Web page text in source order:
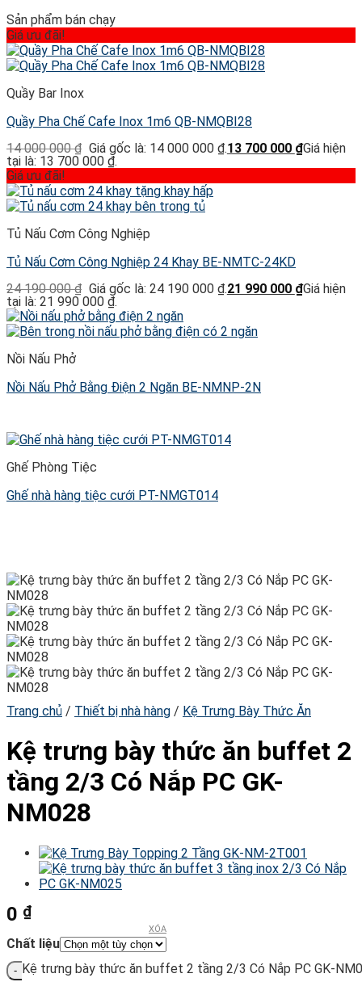
Sản phẩm bán chạy
Giá ưu đãi!
Quầy Bar Inox
Quầy Pha Chế Cafe Inox 1m6 QB-NMQBI28
14 000 000₫ Giá gốc là: 14 000 000 ₫.13 700 000 ₫Giá hiện
tại là: 13 700 000 ₫.
Giá ưu đãi!
Tủ Nấu Cơm Công Nghiệp
Tủ Nấu Cơm Công Nghiệp 24 Khay BE-NMTC-24KD
24 190 000₫ Giá gốc là: 24 190 000 ₫.21 990 000 ₫Giá hiện
tại là: 21 990 000 ₫.
Nồi Nấu Phở
Nồi Nấu Phở Bằng Điện 2 Ngăn BE-NMNP-2N
Ghế Phòng Tiệc
Ghế nhà hàng tiệc cưới PT-NMGT014
Trang chủ / Thiết bị nhà hàng / Kệ Trưng Bày Thức Ăn
Kệ trưng bày thức ăn buffet 2
tầng 2/3 Có Nắp PC GK-
NM028
0 ₫
Chất liệu
XÓA
Kệ trưng bày thức ăn buffet 2 tầng 2/3 Có Nắp PC GK-